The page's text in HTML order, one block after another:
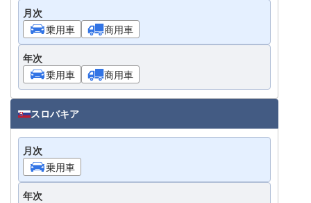
月次
乗用車
商用車
年次
乗用車
商用車
スロバキア
月次
乗用車
年次